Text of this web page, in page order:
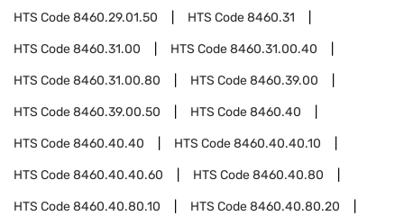
HTS Code8460.29.01.50 HTS Code8460.31
HTS Code8460.31.00 HTS Code8460.31.00.40
HTS Code8460.31.00.80 HTS Code8460.39.00
HTS Code8460.39.00.50 HTS Code8460.40
HTS Code8460.40.40 HTS Code8460.40.40.10
HTS Code8460.40.40.60 HTS Code8460.40.80
HTS Code8460.40.80.10 HTS Code8460.40.80.20